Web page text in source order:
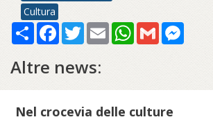
Cultura
Share Facebook
TwitterEmail WhatsApp
Gmail
Altre news:
Nel crocevia delle culture